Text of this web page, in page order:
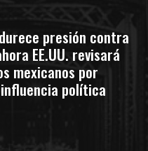
presión contra
EE.UU. revisará
mexicanos por
política